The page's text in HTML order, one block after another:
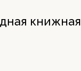
книжная